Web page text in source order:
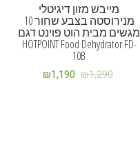
מייבש מזון דיגיטלי
מנירוסטה בצבע שחור 10
מגשים מבית הוט פוינט דגם
HOTPOINT Food Dehydrator FD-
10B
₪1,290
₪1,190